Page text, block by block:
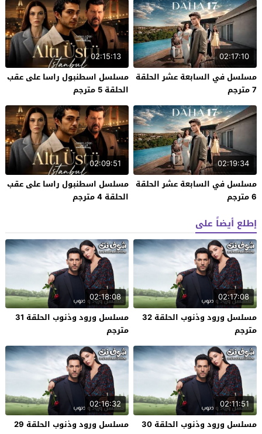
02:17:10
مسلسل في السابعة عشر الحلقة
7 مترجم
02:15:13
مسلسل اسطنبول راسا على عقب
الحلقة 5 مترجم
02:19:34
مسلسل في السابعة عشر الحلقة
6 مترجم
02:09:51
مسلسل اسطنبول راسا على عقب
الحلقة 4 مترجم
إطلع أيضاً على
02:17:08
مسلسل ورود وذنوب الحلقة 32
مترجم
02:18:08
مسلسل ورود وذنوب الحلقة 31
مترجم
02:11:51
مسلسل ورود وذنوب الحلقة 30
02:16:32
مسلسل ورود وذنوب الحلقة 29